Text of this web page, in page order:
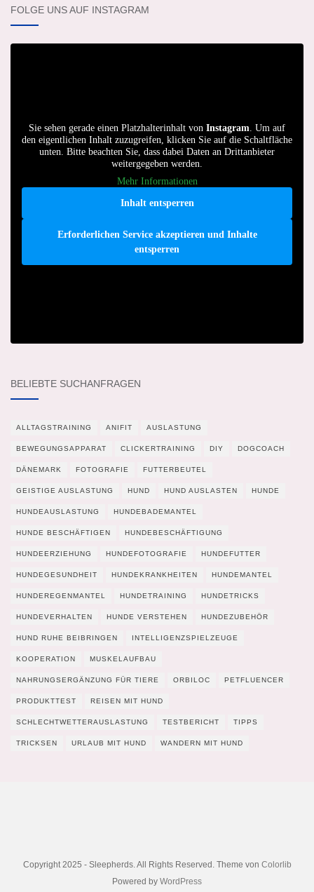
FOLGE UNS AUF INSTAGRAM
Sie sehen gerade einen Platzhalterinhalt von Instagram. Um auf
den eigentlichen Inhalt zuzugreifen, klicken Sie auf die Schaltfläche
unten. Bitte beachten Sie, dass dabei Daten an Drittanbieter
weitergegeben werden.
Mehr Informationen
Inhalt entsperren
Erforderlichen Service akzeptieren und Inhalte
entsperren
BELIEBTE SUCHANFRAGEN
ALLTAGSTRAINING ANIFIT AUSLASTUNG
BEWEGUNGSAPPARAT CLICKERTRAINING DIY DOGCOACH
DÄNEMARK FOTOGRAFIE FUTTERBEUTEL
GEISTIGE AUSLASTUNG HUND HUND AUSLASTEN HUNDE
HUNDEAUSLASTUNG HUNDEBADEMANTEL
HUNDE BESCHÄFTIGEN HUNDEBESCHÄFTIGUNG
HUNDEERZIEHUNG HUNDEFOTOGRAFIE HUNDEFUTTER
HUNDEGESUNDHEIT HUNDEKRANKHEITEN HUNDEMANTEL
HUNDEREGENMANTEL HUNDETRAINING HUNDETRICKS
HUNDEVERHALTEN HUNDE VERSTEHEN HUNDEZUBEHÖR
HUND RUHE BEIBRINGEN INTELLIGENZSPIELZEUGE
KOOPERATION MUSKELAUFBAU
NAHRUNGSERGÄNZUNG FÜR TIERE ORBILOC PETFLUENCER
PRODUKTTEST REISEN MIT HUND
SCHLECHTWETTERAUSLASTUNG TESTBERICHT TIPPS
TRICKSEN URLAUB MIT HUND WANDERN MIT HUND
Copyright 2025 - Sleepherds. All Rights Reserved. Theme von Colorlib
Powered by WordPress